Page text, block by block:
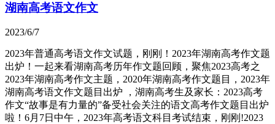
湖南高考语文作文
2023/6/7
2023年普通高考语文作文试题，刚刚！2023年湖南高考作文题
出炉！一起来看湖南高考历年作文题回顾，聚焦2023高考之
2023年湖南高考作文主题，2020年湖南高考作文题目，2023年
湖南高考语文作文题目出炉 ，湖南高考生及家长：2023高考
作文“故事是有力量的”备受社会关注的语文高考作文题目出炉
啦！6月7日中午，2023年高考语文科目考试结束，刚刚!2023